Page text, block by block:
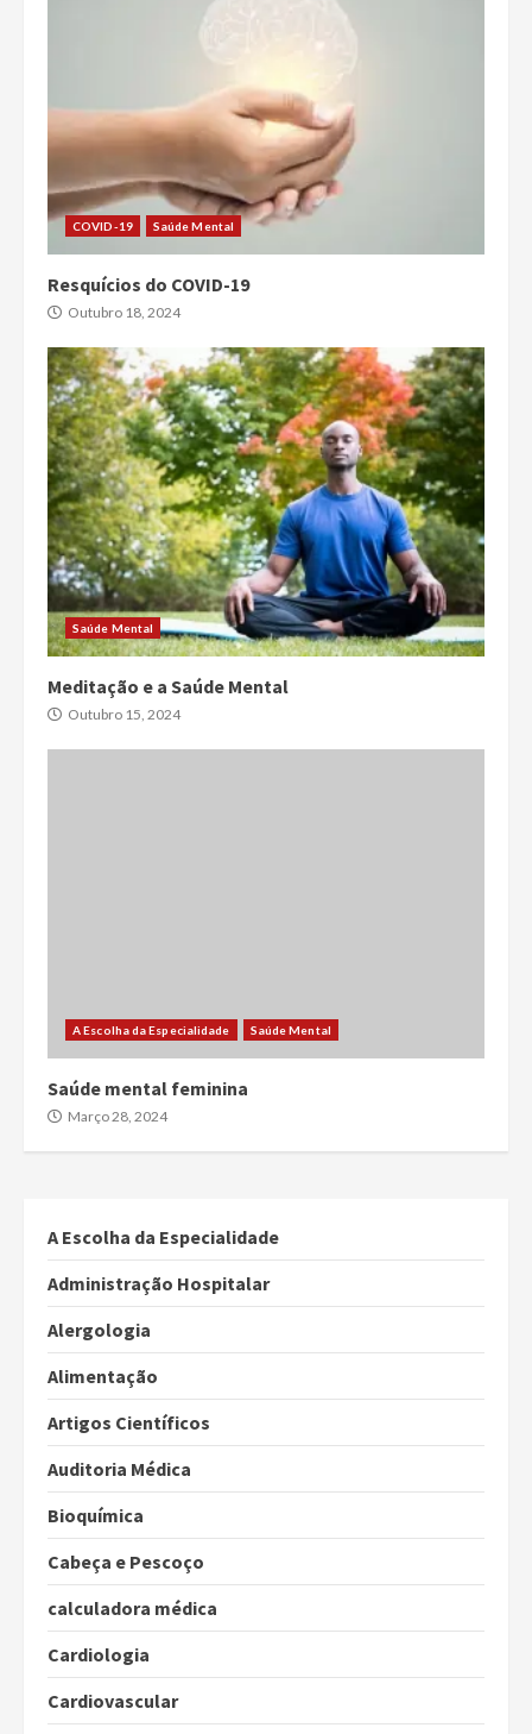
COVID-19 Saúde Mental
Resquícios do COVID-19
Outubro 18, 2024
Saúde Mental
Meditação e a Saúde Mental
Outubro 15, 2024
A Escolha da Especialidade Saúde Mental
Saúde mental feminina
Março 28, 2024
A Escolha da Especialidade
Administração Hospitalar
Alergologia
Alimentação
Artigos Científicos
Auditoria Médica
Bioquímica
Cabeça e Pescoço
calculadora médica
Cardiologia
Cardiovascular